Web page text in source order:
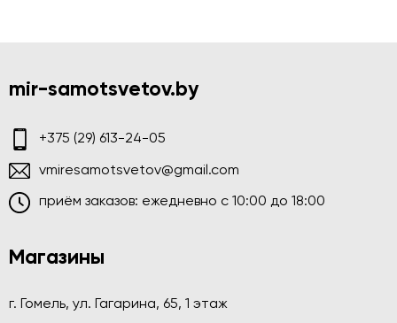
mir-samotsvetov.by
+375 (29) 613-24-05
vmiresamotsvetov@gmail.com
приём заказов: ежедневно c 10:00 до 18:00
Магазины
г. Гомель, ул. Гагарина, 65, 1 этаж